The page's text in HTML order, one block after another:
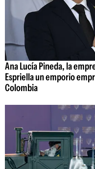
Ana Lucía Pineda, la
Espriella un emporio
Colombia